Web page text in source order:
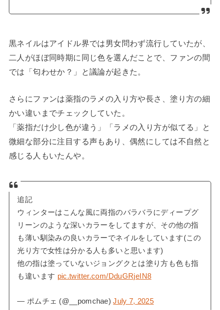
黒ネイルはアイドル界では男女問わず流行していたが、
二人がほぼ同時期に同じ色を選んだことで、ファンの間
では「匂わせか？」と議論が起きた。
さらにファンは薬指のラメの入り方や長さ、塗り方の細
かい違いまでチェックしていた。
「薬指だけ少し色が違う」「ラメの入り方が似てる」と
微細な部分に注目する声もあり、偶然にしては不自然と
感じる人もいたんや。
追記
ウィンターはこんな風に両指のバラバラにディープグ
リーンのような深いカラーをしてますが、その他の指
も薄い馴染みの良いカラーでネイルをしています(この
光り方で女性は分かる人も多いと思います)
他の指は塗っていないジョングクとは塗り方も色も指
も違います pic.twitter.com/DduGRjeIN8
— ポムチェ (@__pomchae)July 7, 2025